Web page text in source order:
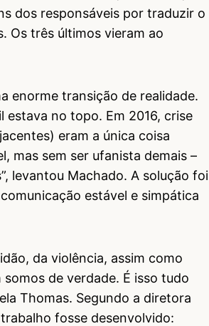
dos responsáveis por traduzir o
Os três últimos vieram ao
enorme transição de realidade.
estava no topo. Em 2016, crise
eram a única coisa
mas sem ser ufanista demais –
levantou Machado. A solução foi
estável e simpática
da violência, assim como
de verdade. É isso tudo
Thomas. Segundo a diretora
fosse desenvolvido: